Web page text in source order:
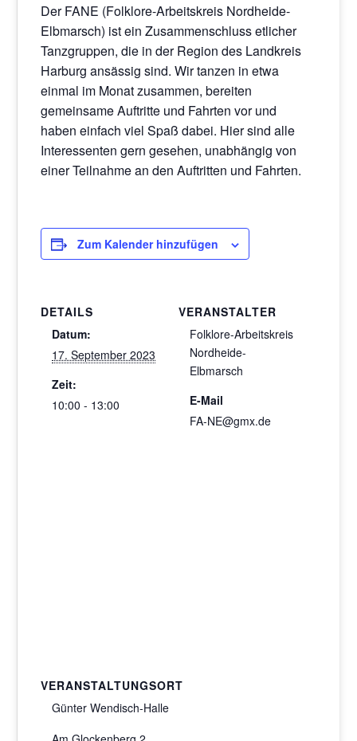
Der FANE (Folklore-Arbeitskreis Nordheide-
Elbmarsch) ist ein Zusammenschluss etlicher
Tanzgruppen, die in der Region des Landkreis
Harburg ansässig sind. Wir tanzen in etwa
einmal im Monat zusammen, bereiten
gemeinsame Auftritte und Fahrten vor und
haben einfach viel Spaß dabei. Hier sind alle
Interessenten gern gesehen, unabhängig von
einer Teilnahme an den Auftritten und Fahrten.
Zum Kalender hinzufügen
DETAILS
Datum:
17. September 2023
Zeit:
10:00 - 13:00
VERANSTALTER
Folklore-Arbeitskreis
Nordheide-
Elbmarsch
E-Mail
FA-NE@gmx.de
VERANSTALTUNGSORT
Günter Wendisch-Halle